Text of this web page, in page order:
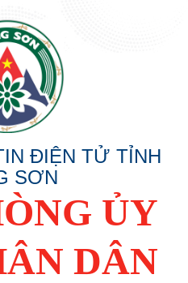
ĐIỆN TỬ TỈNH
SƠN
ỦY
DÂN